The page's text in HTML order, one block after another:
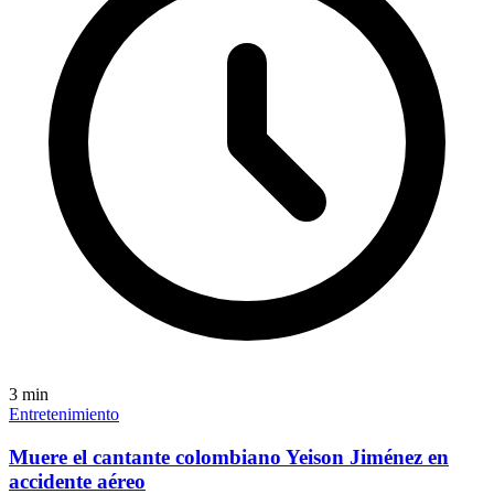
3 min
Entretenimiento
Muere el cantante colombiano Yeison Jiménez en
accidente aéreo